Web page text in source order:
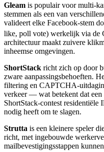
Gleam is populair voor multi-
stemmen als een van
valideert elke Facebook-stem
like, poll vote) werkelijk via de
architectuur maakt zuivere
inheemse omgevingen.
ShortStack richt zich op door
zware aanpassingsbehoeften.
filtering en CAPTCHA-
verkeer — wat betekent dat een
ShortStack-contest residentiële
nodig heeft om te slagen.
Strutta is een kleinere speler
richt, met ingebouwde
mailbevestigingsstappen